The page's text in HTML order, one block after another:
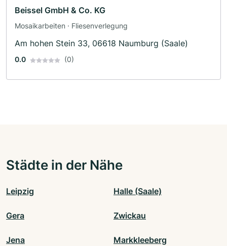
Beissel GmbH & Co. KG
Mosaikarbeiten · Fliesenverlegung
Am hohen Stein 33, 06618 Naumburg (Saale)
0.0 (0)
Städte in der Nähe
Leipzig Halle (Saale)
Gera Zwickau
Jena Markkleeberg